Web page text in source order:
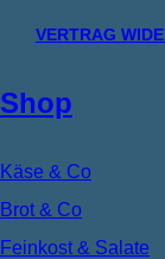
VERTRAG
Shop
Käse & Co
Brot & Co
Feinkost & Salate